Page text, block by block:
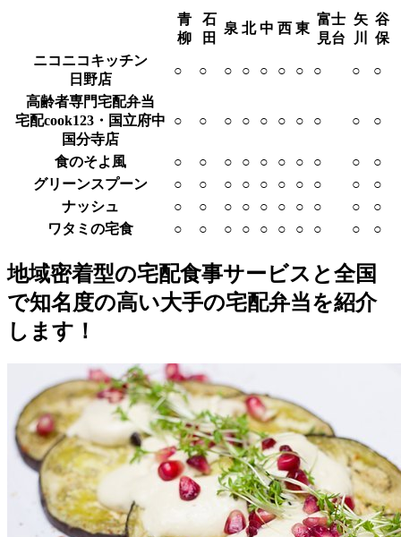
青
柳
石
田
泉 北 中 西 東
富士
見台
矢
川
谷
保
ニコニコキッチン
日野店
○ ○ ○ ○ ○ ○ ○ ○ ○ ○
高齢者専門宅配弁当
宅配cook123・国立府中
国分寺店
○ ○ ○ ○ ○ ○ ○ ○ ○ ○
食のそよ風 ○ ○ ○ ○ ○ ○ ○ ○ ○
○
グリーンスプーン
○ ○ ○ ○ ○ ○ ○ ○ ○
○
ナッシュ
○ ○ ○ ○ ○ ○ ○ ○ ○
○
ワタミの宅食
○ ○ ○ ○ ○ ○ ○ ○ ○ ○
地域密着型の宅配食事サービスと全国
で知名度の高い大手の宅配弁当を紹介
します！